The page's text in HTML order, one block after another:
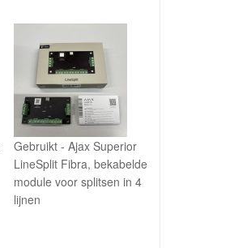
Gebruikt - Ajax Superior
LineSplit Fibra, bekabelde
module voor splitsen in 4
lijnen